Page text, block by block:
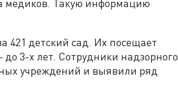
медиков. Такую информацию
421 детский сад. Их посещает
до 3-х лет. Сотрудники надзорного
учреждений и выявили ряд